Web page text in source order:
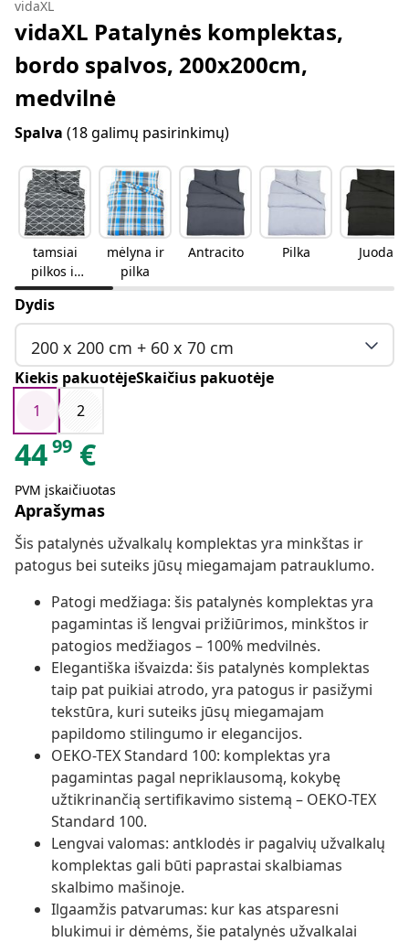
vidaXL
vidaXL Patalynės komplektas,
bordo spalvos, 200x200cm,
medvilnė
Spalva (18 galimų pasirinkimų)
tamsiai
pilkos ir
baltos
spalvos
mėlyna ir
pilka
Antracito Pilka Juoda
Dydis
200 x 200 cm + 60 x 70 cm
Kiekis pakuotėjeSkaičius pakuotėje
1
2
4499 €
PVM įskaičiuotas
Aprašymas
Šis patalynės užvalkalų komplektas yra minkštas ir
patogus bei suteiks jūsų miegamajam patrauklumo.
Patogi medžiaga: šis patalynės komplektas yra
pagamintas iš lengvai prižiūrimos, minkštos ir
patogios medžiagos – 100% medvilnės.
Elegantiška išvaizda: šis patalynės komplektas
taip pat puikiai atrodo, yra patogus ir pasižymi
tekstūra, kuri suteiks jūsų miegamajam
papildomo stilingumo ir elegancijos.
OEKO-TEX Standard 100: komplektas yra
pagamintas pagal nepriklausomą, kokybę
užtikrinančią sertifikavimo sistemą – OEKO-TEX
Standard 100.
Lengvai valomas: antklodės ir pagalvių užvalkalų
komplektas gali būti paprastai skalbiamas
skalbimo mašinoje.
Ilgaamžis patvarumas: kur kas atsparesni
blukimui ir dėmėms, šie patalynės užvalkalai